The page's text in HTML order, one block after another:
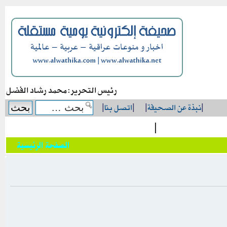
رئيس التحرير: محمد رشاد الفضل
|نبذة عن الصحيفة|
|اتصل بنا|
|
الصفحة الرئيسية